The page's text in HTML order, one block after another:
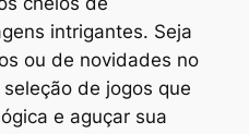
intrigantes. Seja
ou de novidades no
de jogos que
e aguçar sua